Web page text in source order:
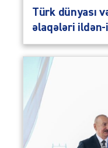
Türk dünyası
əlaqələri ildən-